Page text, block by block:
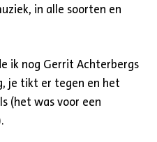
in alle soorten en
ik nog Gerrit Achterbergs
je tikt er tegen en het
(het was voor een